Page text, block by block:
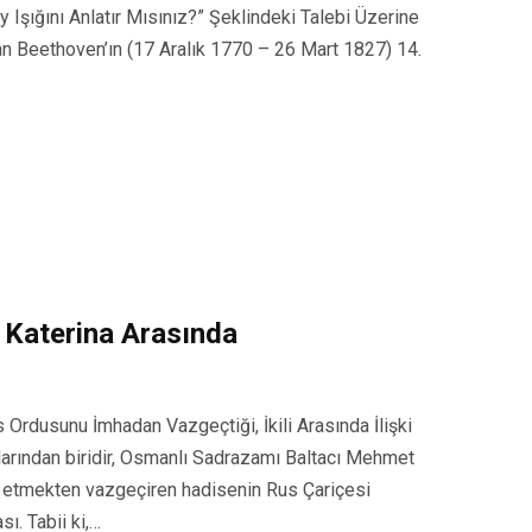
Anlatır Mısınız?” Şeklindeki Talebi Üzerine
Beethoven’ın (17 Aralık 1770 – 26 Mart 1827) 14.
Arasında
Ordusunu İmhadan Vazgeçtiği, İkili Arasında İlişki
biridir, Osmanlı Sadrazamı Baltacı Mehmet
etmekten vazgeçiren hadisenin Rus Çariçesi
Tabii ki,…